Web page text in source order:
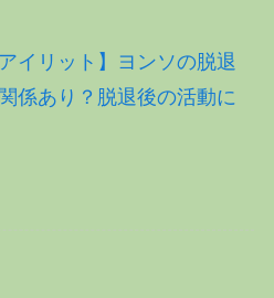
アイリット】ヨンソの脱退
係あり？脱退後の活動に